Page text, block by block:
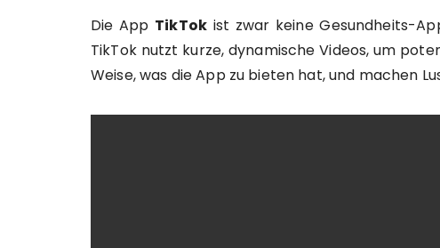
Die App TikTok ist zwar keine Gesundheits-
TikTok nutzt kurze, dynamische Videos, um
Weise, was die App zu bieten hat, und machen